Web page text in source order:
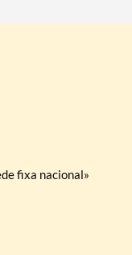
fixa nacional»